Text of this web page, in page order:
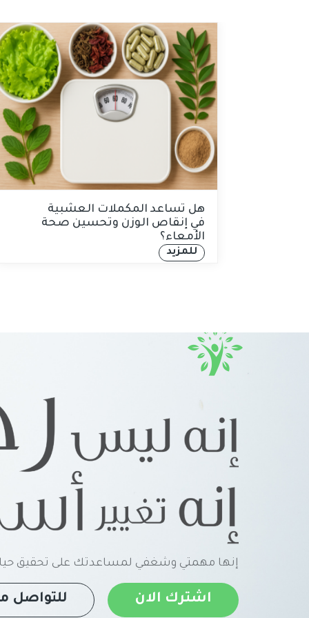
هل تساعد المكملات العشبية
في إنقاص الوزن وتحسين صحة
الأمعاء؟
للمزيد
إنها مهمتي وشغفي لمساعدتك على تحقيق
اشترك الان للتواصل